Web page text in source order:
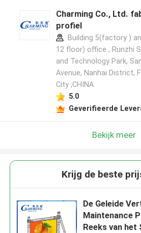
Charming Co., Ltd.
profiel
Building 5(factory )
12 floor) office , Runzhi
and Technology Park,
Avenue, Nanhai District,
City ,CHINA
5.0
Geverifieerde
Bekijk meer
Krijg de beste
De Geleide
Maintenance
Reeks van het